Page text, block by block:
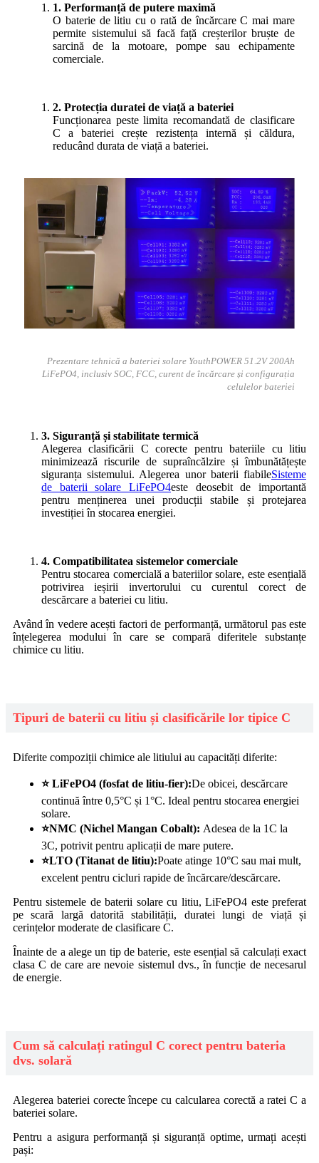
1. Performanță de putere maximă
O baterie de litiu cu o rată de încărcare C mai mare
permite sistemului să facă față creșterilor bruște de
sarcină de la motoare, pompe sau echipamente
comerciale.
2. Protecția duratei de viață a bateriei
Funcționarea peste limita recomandată de clasificare
C a bateriei crește rezistența internă și căldura,
reducând durata de viață a bateriei.
Prezentare tehnică a bateriei solare YouthPOWER 51.2V 200Ah
LiFePO4, inclusiv SOC, FCC, curent de încărcare și configurația
celulelor bateriei
3. Siguranță și stabilitate termică
Alegerea clasificării C corecte pentru bateriile cu litiu
minimizează riscurile de supraîncălzire și îmbunătățește
siguranța sistemului. Alegerea unor baterii fiabileSisteme
de baterii solare LiFePO4este deosebit de importantă
pentru menținerea unei producții stabile și protejarea
investiției în stocarea energiei.
4. Compatibilitatea sistemelor comerciale
Pentru stocarea comercială a bateriilor solare, este esențială
potrivirea ieșirii invertorului cu curentul corect de
descărcare a bateriei cu litiu.
Având în vedere acești factori de performanță, următorul pas este
înțelegerea modului în care se compară diferitele substanțe
chimice cu litiu.
Tipuri de baterii cu litiu și clasificările lor tipice C
Diferite compoziții chimice ale litiului au capacități diferite:
⭐ LiFePO4 (fosfat de litiu-fier):De obicei, descărcare
continuă între 0,5°C și 1°C. Ideal pentru stocarea energiei
solare.
⭐NMC (Nichel Mangan Cobalt): Adesea de la 1C la
3C, potrivit pentru aplicații de mare putere.
⭐LTO (Titanat de litiu):Poate atinge 10°C sau mai mult,
excelent pentru cicluri rapide de încărcare/descărcare.
Pentru sistemele de baterii solare cu litiu, LiFePO4 este preferat
pe scară largă datorită stabilității, duratei lungi de viață și
cerințelor moderate de clasificare C.
Înainte de a alege un tip de baterie, este esențial să calculați exact
clasa C de care are nevoie sistemul dvs., în funcție de necesarul
de energie.
Cum să calculați ratingul C corect pentru bateria
dvs. solară
Alegerea bateriei corecte începe cu calcularea corectă a ratei C a
bateriei solare.
Pentru a asigura performanță și siguranță optime, urmați acești
pași: